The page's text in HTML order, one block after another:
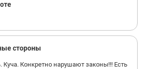
стороны
Куча. Конкретно нарушают законы!!! Есть